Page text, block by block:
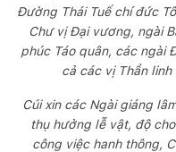
Đường Thái Tuế chí đức
Chư vị Đại vương, ngài
phúc Táo quân, các ngài
cả các vị Thần
Cúi xin các Ngài giáng
thụ hưởng lễ vật, độ
công việc hanh thông,